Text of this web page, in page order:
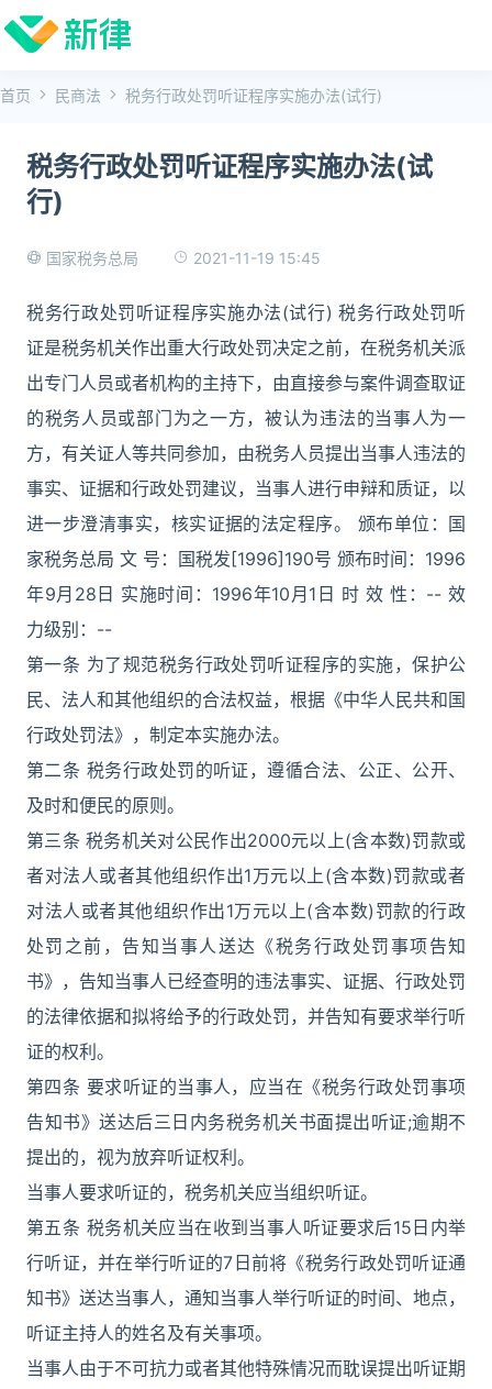
首页 民商法 税务行政处罚听证程序实施办法(试行)
税务行政处罚听证程序实施办法(试
行)
国家税务总局 2021-11-19 15:45
税务行政处罚听证程序实施办法(试行) 税务行政处罚听
证是税务机关作出重大行政处罚决定之前，在税务机关派
出专门人员或者机构的主持下，由直接参与案件调查取证
的税务人员或部门为之一方，被认为违法的当事人为一
方，有关证人等共同参加，由税务人员提出当事人违法的
事实、证据和行政处罚建议，当事人进行申辩和质证，以
进一步澄清事实，核实证据的法定程序。 颁布单位：国
家税务总局 文 号：国税发[1996]190号 颁布时间：1996
年9月28日 实施时间：1996年10月1日 时 效 性：-- 效
力级别：--
第一条 为了规范税务行政处罚听证程序的实施，保护公
民、法人和其他组织的合法权益，根据《中华人民共和国
行政处罚法》，制定本实施办法。
第二条 税务行政处罚的听证，遵循合法、公正、公开、
及时和便民的原则。
第三条 税务机关对公民作出2000元以上(含本数)罚款或
者对法人或者其他组织作出1万元以上(含本数)罚款或者
对法人或者其他组织作出1万元以上(含本数)罚款的行政
处罚之前，告知当事人送达《税务行政处罚事项告知
书》，告知当事人已经查明的违法事实、证据、行政处罚
的法律依据和拟将给予的行政处罚，并告知有要求举行听
证的权利。
第四条 要求听证的当事人，应当在《税务行政处罚事项
告知书》送达后三日内务税务机关书面提出听证;逾期不
提出的，视为放弃听证权利。
当事人要求听证的，税务机关应当组织听证。
第五条 税务机关应当在收到当事人听证要求后15日内举
行听证，并在举行听证的7日前将《税务行政处罚听证通
知书》送达当事人，通知当事人举行听证的时间、地点，
听证主持人的姓名及有关事项。
当事人由于不可抗力或者其他特殊情况而耽误提出听证期